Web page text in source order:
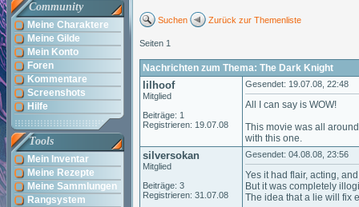
Community
Meine Charaktere
Meine Gilde
Mein Konto
Foren
Kommentare
Screenshots
Hilfe
Tools
Mein Inventar
Meine Rezepte
Meine Sammlungen
Rangsystem
Suchen Zurück zur Themenliste
Seiten 1
Nachrichten zum Thema: The Dark Knight
lilhoof
Mitglied
Beiträge: 1
Registrieren: 19.07.08
Gesendet: 19.07.08, 22:48
All I can say is WOW!
This movie was all
with this one.
silversokan
Mitglied
Beiträge: 3
Registrieren: 31.07.08
Gesendet: 04.08.08, 23:56
Yes it had flair, acting,
But it was completely
The idea that a lie will fix